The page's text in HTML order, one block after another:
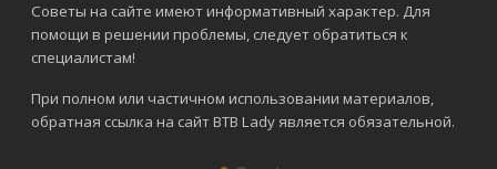
Советы на сайте имеют информативный характер. Для
помощи в решении проблемы, следует обратиться к
специалистам!
При полном или частичном использовании материалов,
обратная ссылка на сайт BTB Lady является обязательной.